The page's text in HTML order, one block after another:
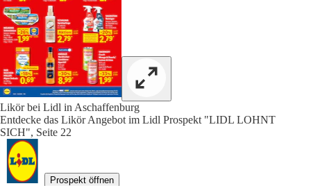
Likör bei Lidl in Aschaffenburg
Entdecke das Likör Angebot im Lidl Prospekt "LIDL LOHNT
SICH", Seite 22
Prospekt öffnen